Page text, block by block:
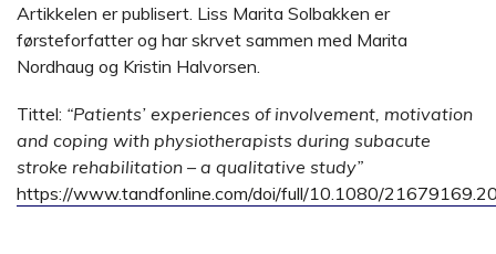
Artikkelen er publisert. Liss Marita Solbakken er
førsteforfatter og har skrvet sammen med Marita
Nordhaug og Kristin Halvorsen.
Tittel: “Patients’ experiences of involvement, motivation
and coping with physiotherapists during subacute
stroke rehabilitation – a qualitative study”
https://www.tandfonline.com/doi/full/10.1080/